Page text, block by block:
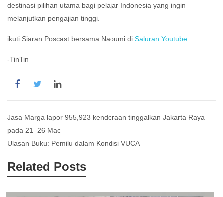
destinasi pilihan utama bagi pelajar Indonesia yang ingin
melanjutkan pengajian tinggi.
ikuti Siaran Poscast bersama Naoumi di Saluran Youtube
-TinTin
Post
navigation
Jasa Marga lapor 955,923 kenderaan tinggalkan Jakarta Raya
pada 21–26 Mac
Ulasan Buku: Pemilu dalam Kondisi VUCA
Related Posts